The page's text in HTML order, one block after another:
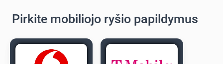
Pirkite mobiliojo ryšio papildymus